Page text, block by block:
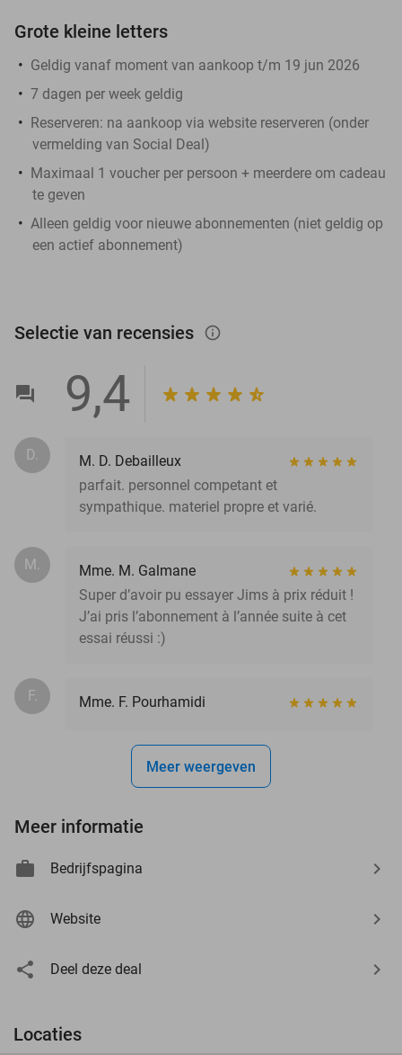
Grote kleine letters
Geldig vanaf moment van aankoop t/m 19 jun 2026
7 dagen per week geldig
Reserveren: na aankoop via website reserveren (onder
vermelding van Social Deal)
Maximaal 1 voucher per persoon + meerdere om cadeau
te geven
Alleen geldig voor nieuwe abonnementen (niet geldig op
een actief abonnement)
Selectie van recensies info_outlined
9,4
D.
M. D. Debailleux
parfait. personnel competant et
sympathique. materiel propre et varié.
M.
Mme. M. Galmane
Super d’avoir pu essayer Jims à prix réduit !
J’ai pris l’abonnement à l’année suite à cet
essai réussi :)
F. Mme. F. Pourhamidi
Meer weergeven
Meer informatie
Bedrijfspagina
Website
Deel deze deal
Locaties